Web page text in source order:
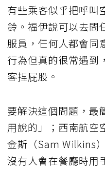
有些乘客似乎把呼叫
鈴。福伊說可以去問
服員，任何人都會同
行為但真的很常遇到
客捏屁股。
要解決這個問題，最
用說的」；西南航空
金斯（Sam Wilkins
沒有人會在餐廳時用